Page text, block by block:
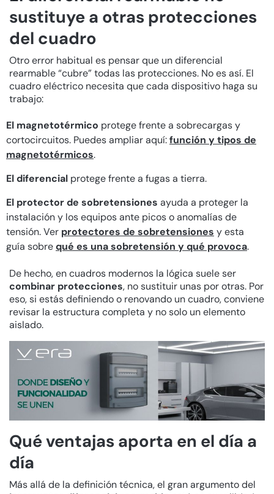
sustituye a otras protecciones
del cuadro
Otro error habitual es pensar que un diferencial
rearmable “cubre” todas las protecciones. No es así. El
cuadro eléctrico necesita que cada dispositivo haga su
trabajo:
El magnetotérmico protege frente a sobrecargas y
cortocircuitos. Puedes ampliar aquí:función y tipos de
magnetotérmicos.
El diferencial protege frente a fugas a tierra.
El protector de sobretensiones ayuda a proteger la
instalación y los equipos ante picos o anomalías de
tensión. Ver protectores de sobretensiones y esta
guía sobrequé es una sobretensión y qué provoca.
De hecho, en cuadros modernos la lógica suele ser
combinar protecciones, no sustituir unas por otras. Por
eso, si estás definiendo o renovando un cuadro, conviene
revisar la estructura completa y no solo un elemento
aislado.
Qué ventajas aporta en el día a
día
Más allá de la definición técnica, el gran argumento del